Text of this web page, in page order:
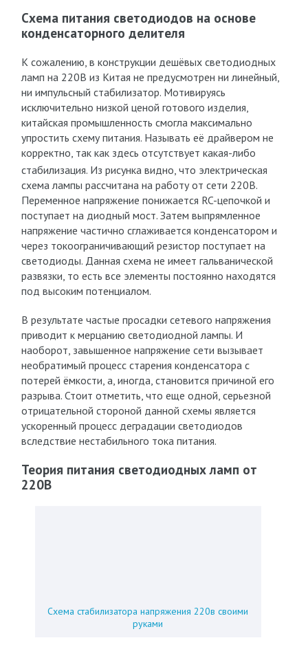
Схема питания светодиодов на основе
конденсаторного делителя
К сожалению, в конструкции дешёвых светодиодных
ламп на 220В из Китая не предусмотрен ни линейный,
ни импульсный стабилизатор. Мотивируясь
исключительно низкой ценой готового изделия,
китайская промышленность смогла максимально
упростить схему питания. Называть её драйвером не
корректно, так как здесь отсутствует какая-либо
стабилизация. Из рисунка видно, что электрическая
схема лампы рассчитана на работу от сети 220В.
Переменное напряжение понижается RC-цепочкой и
поступает на диодный мост. Затем выпрямленное
напряжение частично сглаживается конденсатором и
через токоограничивающий резистор поступает на
светодиоды. Данная схема не имеет гальванической
развязки, то есть все элементы постоянно находятся
под высоким потенциалом.
В результате частые просадки сетевого напряжения
приводит к мерцанию светодиодной лампы. И
наоборот, завышенное напряжение сети вызывает
необратимый процесс старения конденсатора с
потерей ёмкости, а, иногда, становится причиной его
разрыва. Стоит отметить, что еще одной, серьезной
отрицательной стороной данной схемы является
ускоренный процесс деградации светодиодов
вследствие нестабильного тока питания.
Теория питания светодиодных ламп от
220В
Схема стабилизатора напряжения 220в своими
руками